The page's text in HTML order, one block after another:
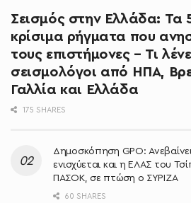
Σεισμός στην Ελλάδα: Τα
κρίσιμα ρήγματα που
τους επιστήμονες – Τι λένε
σεισμολόγοι από ΗΠΑ,
Γαλλία και Ελλάδα
175 SHARES
Δημοσκόπηση GPO:
ενισχύεται και η ΕΛΑΣ του
ΠΑΣΟΚ, σε πτώση ο ΣΥΡΙΖΑ
60 SHARES